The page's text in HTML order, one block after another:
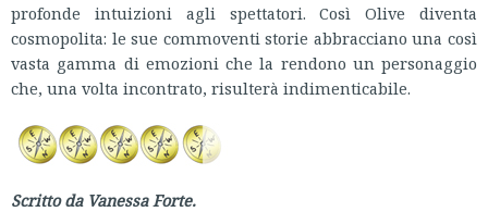
profonde intuizioni agli spettatori. Così Olive diventa
cosmopolita: le sue commoventi storie abbracciano una così
vasta gamma di emozioni che la rendono un personaggio
che, una volta incontrato, risulterà indimenticabile.
Scritto da Vanessa Forte.